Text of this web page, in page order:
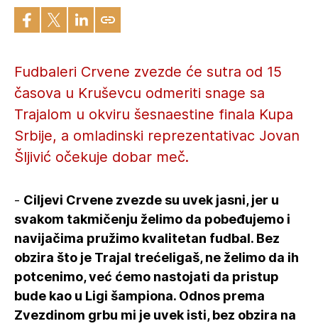
Fudbaleri Crvene zvezde će sutra od 15
časova u Kruševcu odmeriti snage sa
Trajalom u okviru šesnaestine finala Kupa
Srbije, a omladinski reprezentativac Jovan
Šljivić očekuje dobar meč.
- Ciljevi Crvene zvezde su uvek jasni, jer u
svakom takmičenju želimo da pobeđujemo i
navijačima pružimo kvalitetan fudbal. Bez
obzira što je Trajal trećeligaš, ne želimo da ih
potcenimo, već ćemo nastojati da pristup
bude kao u Ligi šampiona. Odnos prema
Zvezdinom grbu mi je uvek isti, bez obzira na